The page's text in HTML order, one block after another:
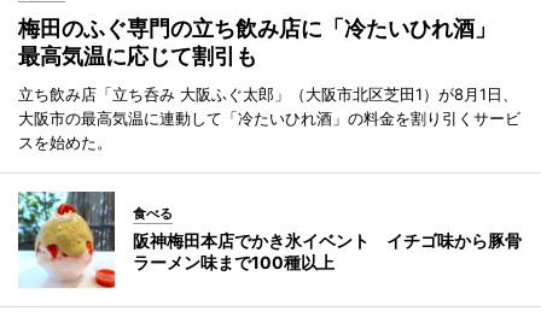
梅田のふぐ専門の立ち飲み店に「冷たいひれ酒」
最高気温に応じて割引も
立ち飲み店「立ち呑み 大阪ふぐ太郎」（大阪市北区芝田1）が8月1日、
大阪市の最高気温に連動して「冷たいひれ酒」の料金を割り引くサービ
スを始めた。
食べる
阪神梅田本店でかき氷イベント イチゴ味から豚骨
ラーメン味まで100種以上